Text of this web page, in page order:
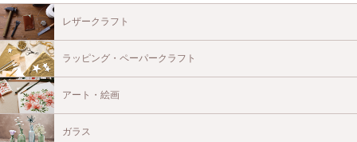
レザークラフト
ラッピング・ペーパークラフト
アート・絵画
ガラス